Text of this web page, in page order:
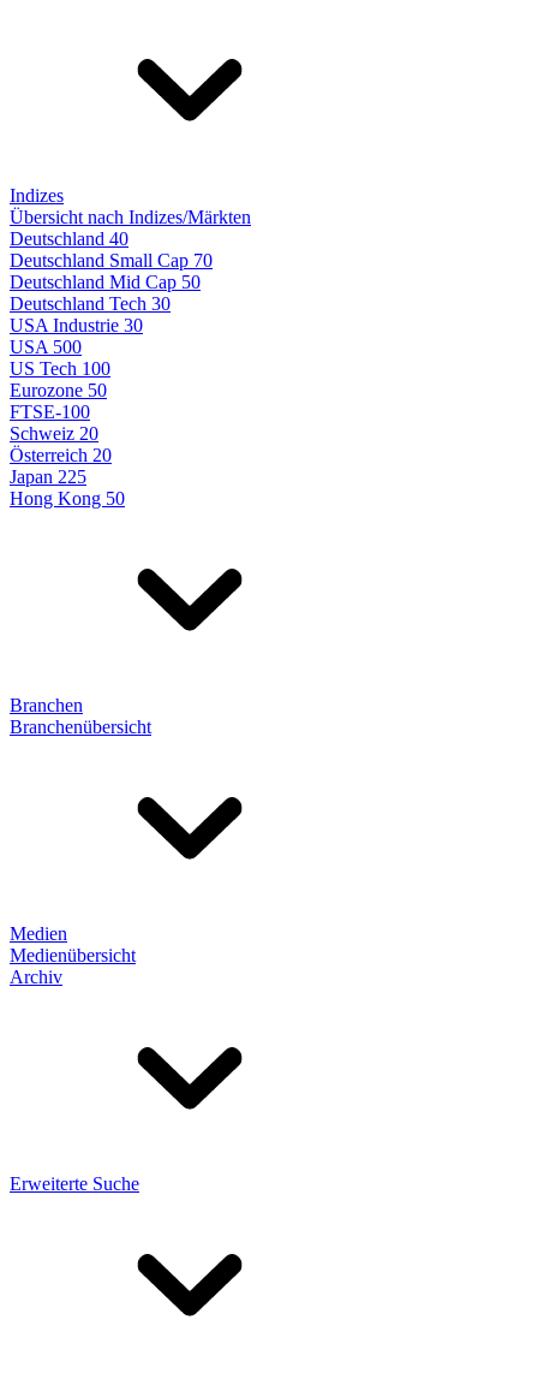
Indizes
Übersicht nach Indizes/Märkten
Deutschland 40
Deutschland Small Cap 70
Deutschland Mid Cap 50
Deutschland Tech 30
USA Industrie 30
USA 500
US Tech 100
Eurozone 50
FTSE-100
Schweiz 20
Österreich 20
Japan 225
Hong Kong 50
Branchen
Branchenübersicht
Medien
Medienübersicht
Archiv
Erweiterte Suche